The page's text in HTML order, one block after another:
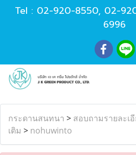
Tel : 02-920-8550, 02-
6996
กระดานสนทนา > สอบถามรายละเ
เติม > nohuwinto